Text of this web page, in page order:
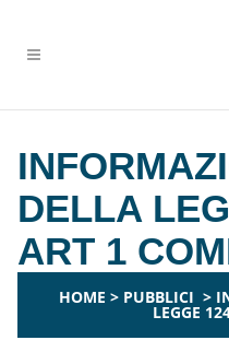
DELLA
ART 1
HOME > PUBBLICI >
LEGGE